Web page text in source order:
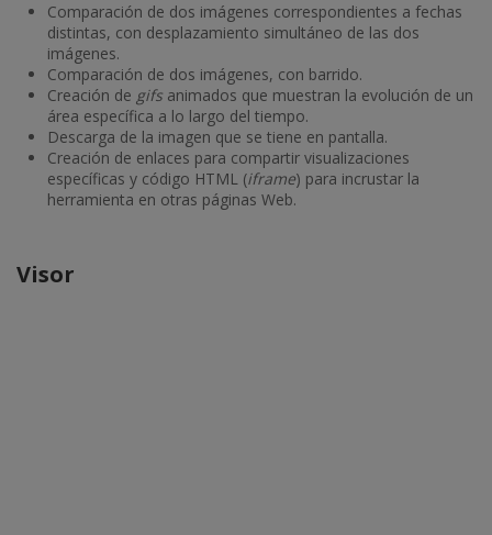
Comparación de dos imágenes correspondientes a fechas
distintas, con desplazamiento simultáneo de las dos
imágenes.
Comparación de dos imágenes, con barrido.
Creación de gifs animados que muestran la evolución de un
área específica a lo largo del tiempo.
Descarga de la imagen que se tiene en pantalla.
Creación de enlaces para compartir visualizaciones
específicas y código HTML (iframe) para incrustar la
herramienta en otras páginas Web.
Visor